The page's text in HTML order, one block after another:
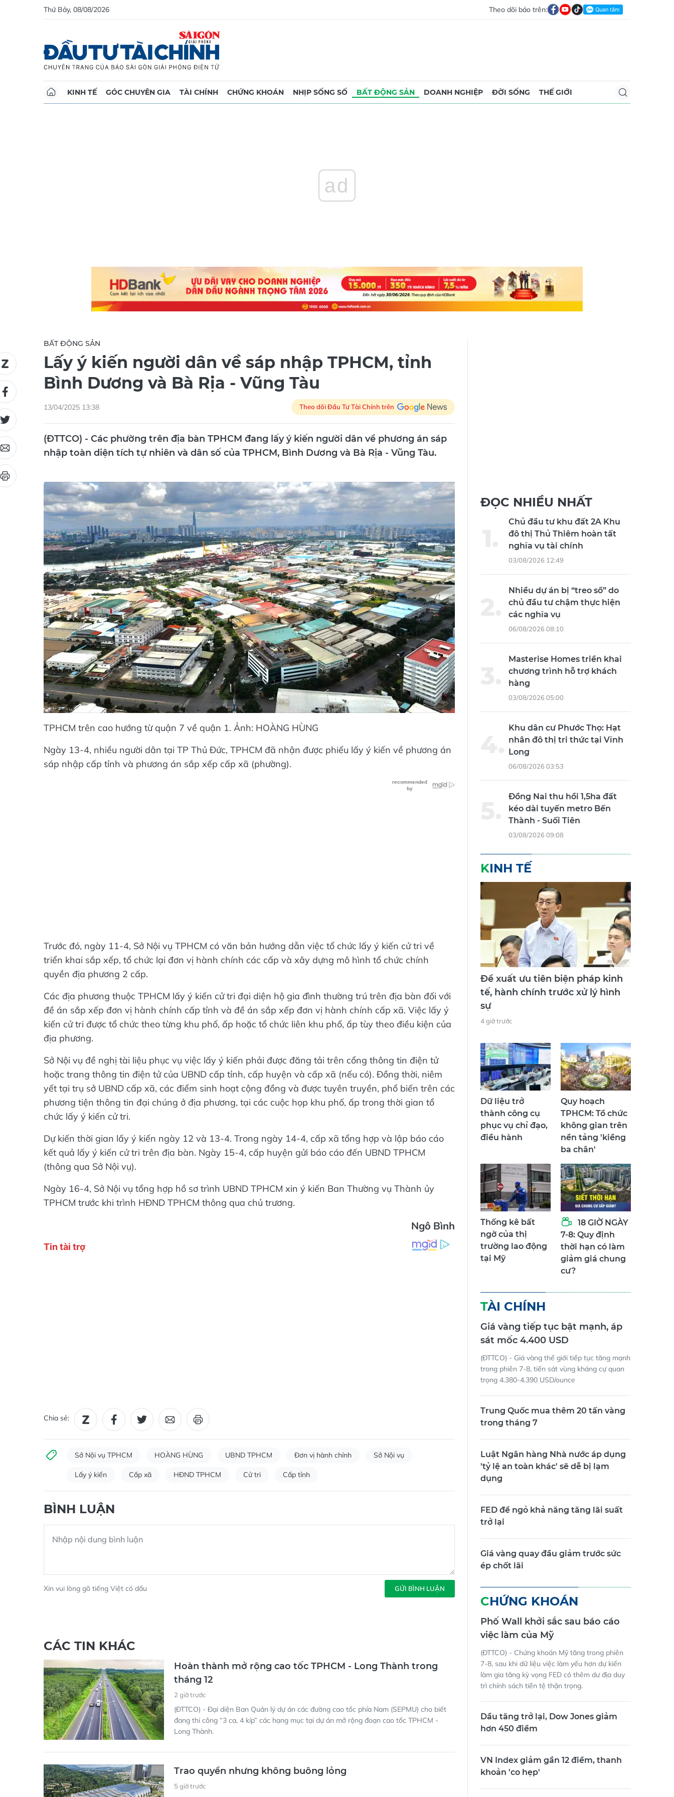
Thứ Bảy, 08/08/2026 Theo dõi báo trên:
KINH TẾ GÓC CHUYÊN GIA TÀI CHÍNH CHỨNG KHOÁN NHỊP SỐNG SỐ BẤT ĐỘNG SẢN DOANH NGHIỆP ĐỜI SỐNG THẾ GIỚI
ad
BẤT ĐỘNG SẢN
Lấy ý kiến người dân về sáp nhập TPHCM, tỉnh
Bình Dương và Bà Rịa - Vũng Tàu
13/04/2025 13:38 Theo dõi Đầu Tư Tài Chính trên
(ĐTTCO) - Các phường trên địa bàn TPHCM đang lấy ý kiến người dân về phương án sáp
nhập toàn diện tích tự nhiên và dân số của TPHCM, Bình Dương và Bà Rịa - Vũng Tàu.
TPHCM trên cao hướng từ quận 7 về quận 1. Ảnh: HOÀNG HÙNG
Ngày 13-4, nhiều người dân tại TP Thủ Đức, TPHCM đã nhận được phiếu lấy ý kiến về phương án
sáp nhập cấp tỉnh và phương án sắp xếp cấp xã (phường).
Trước đó, ngày 11-4, Sở Nội vụ TPHCM có văn bản hướng dẫn việc tổ chức lấy ý kiến cử tri về
triển khai sắp xếp, tổ chức lại đơn vị hành chính các cấp và xây dựng mô hình tổ chức chính
quyền địa phương 2 cấp.
Các địa phương thuộc TPHCM lấy ý kiến cử tri đại diện hộ gia đình thường trú trên địa bàn đối với
đề án sắp xếp đơn vị hành chính cấp tỉnh và đề án sắp xếp đơn vị hành chính cấp xã. Việc lấy ý
kiến cử tri được tổ chức theo từng khu phố, ấp hoặc tổ chức liên khu phố, ấp tùy theo điều kiện của
địa phương.
Sở Nội vụ đề nghị tài liệu phục vụ việc lấy ý kiến phải được đăng tải trên cổng thông tin điện tử
hoặc trang thông tin điện tử của UBND cấp tỉnh, cấp huyện và cấp xã (nếu có). Đồng thời, niêm
yết tại trụ sở UBND cấp xã, các điểm sinh hoạt cộng đồng và được tuyên truyền, phổ biến trên các
phương tiện thông tin đại chúng ở địa phương, tại các cuộc họp khu phố, ấp trong thời gian tổ
chức lấy ý kiến cử tri.
Dự kiến thời gian lấy ý kiến ngày 12 và 13-4. Trong ngày 14-4, cấp xã tổng hợp và lập báo cáo
kết quả lấy ý kiến cử tri trên địa bàn. Ngày 15-4, cấp huyện gửi báo cáo đến UBND TPHCM
(thông qua Sở Nội vụ).
Ngày 16-4, Sở Nội vụ tổng hợp hồ sơ trình UBND TPHCM xin ý kiến Ban Thường vụ Thành ủy
TPHCM trước khi trình HĐND TPHCM thông qua chủ trương.
Ngô Bình
Chia sẻ:
Sở Nội vụ TPHCM HOÀNG HÙNG UBND TPHCM Đơn vị hành chính Sở Nội vụ
Lấy ý kiến Cấp xã HĐND TPHCM Cử tri Cấp tỉnh
BÌNH LUẬN
Xin vui lòng gõ tiếng Việt có dấu GỬI BÌNH LUẬN
CÁC TIN KHÁC
Hoàn thành mở rộng cao tốc TPHCM - Long Thành trong
tháng 12
2 giờ trước
(ĐTTCO) - Đại diện Ban Quản lý dự án các đường cao tốc phía Nam (SEPMU) cho biết
đang thi công “3 ca, 4 kíp” các hạng mục tại dự án mở rộng đoạn cao tốc TPHCM -
Long Thành.
Trao quyền nhưng không buông lỏng
5 giờ trước
ĐỌC NHIỀU NHẤT
Chủ đầu tư khu đất 2A Khu
đô thị Thủ Thiêm hoàn tất
nghĩa vụ tài chính
03/08/2026 12:49
Nhiều dự án bị “treo sổ” do
chủ đầu tư chậm thực hiện
các nghĩa vụ
06/08/2026 08:10
Masterise Homes triển khai
chương trình hỗ trợ khách
hàng
03/08/2026 05:00
Khu dân cư Phước Thọ: Hạt
nhân đô thị tri thức tại Vĩnh
Long
06/08/2026 03:53
Đồng Nai thu hồi 1,5ha đất
kéo dài tuyến metro Bến
Thành - Suối Tiên
03/08/2026 09:08
KINH TẾ
Đề xuất ưu tiên biện pháp kinh
tế, hành chính trước xử lý hình
sự
4 giờ trước
Dữ liệu trở
thành công cụ
phục vụ chỉ đạo,
điều hành
Quy hoạch
TPHCM: Tổ chức
không gian trên
nền tảng 'kiềng
ba chân'
Thống kê bất
ngờ của thị
trường lao động
tại Mỹ
18 GIỜ NGÀY
7-8: Quy định
thời hạn có làm
giảm giá chung
cư?
TÀI CHÍNH
Giá vàng tiếp tục bật mạnh, áp
sát mốc 4.400 USD
(ĐTTCO) - Giá vàng thế giới tiếp tục tăng mạnh
trong phiên 7-8, tiến sát vùng kháng cự quan
trọng 4.380-4.390 USD/ounce
Trung Quốc mua thêm 20 tấn vàng
trong tháng 7
Luật Ngân hàng Nhà nước áp dụng
'tỷ lệ an toàn khác' sẽ dễ bị lạm
dụng
FED để ngỏ khả năng tăng lãi suất
trở lại
Giá vàng quay đầu giảm trước sức
ép chốt lãi
CHỨNG KHOÁN
Phố Wall khởi sắc sau báo cáo
việc làm của Mỹ
(ĐTTCO) - Chứng khoán Mỹ tăng trong phiên
7-8, sau khi dữ liệu việc làm yếu hơn dự kiến
làm gia tăng kỳ vọng FED có thêm dư địa duy
trì chính sách tiền tệ thận trọng.
Dầu tăng trở lại, Dow Jones giảm
hơn 450 điểm
VN Index giảm gần 12 điểm, thanh
khoản 'co hẹp'